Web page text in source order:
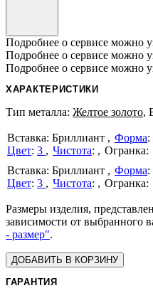
Подробнее о сервисе можно
Подробнее о сервисе можно
Подробнее о сервисе можно
ХАРАКТЕРИСТИКИ
Тип металла: Желтое золото,
Бриллиант Форма:
Цвет: 3 Чистота:
Бриллиант
Форма:
Цвет: 3 Чистота:
Размеры изделия,
зависимости от выбранного
- размер".
ДОБАВИТЬ В КОРЗИНУ
ГАРАНТИЯ